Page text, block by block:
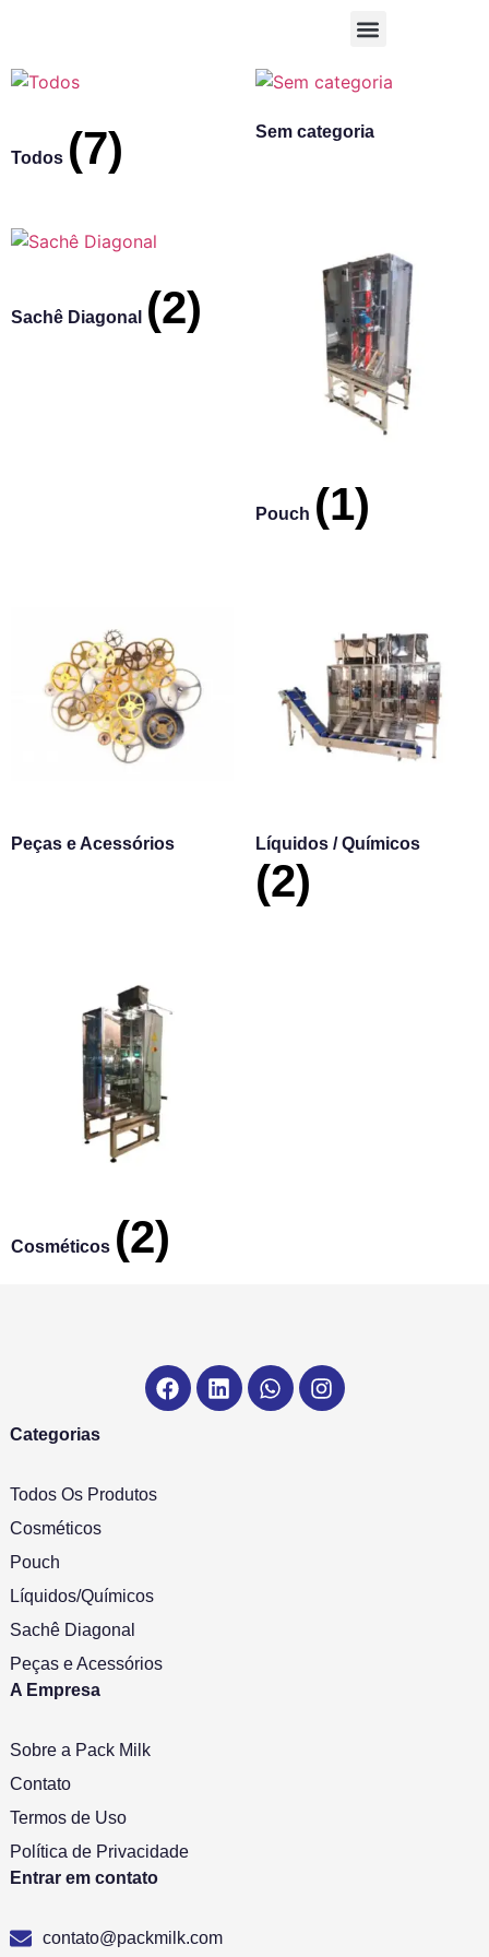
Todos (7) Sem categoria
Sachê Diagonal (2)
Pouch (1)
Peças e Acessórios Líquidos / Químicos
(2)
Cosméticos (2)
Categorias
Todos Os Produtos
Cosméticos
Pouch
Líquidos/Químicos
Sachê Diagonal
Peças e Acessórios
A Empresa
Sobre a Pack Milk
Contato
Termos de Uso
Política de Privacidade
Entrar em contato
contato@packmilk.com